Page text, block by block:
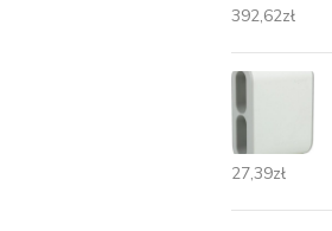
392,62zł
27,39zł